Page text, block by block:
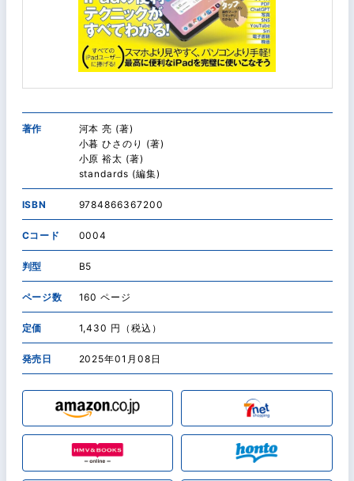
著作
河本 亮 (著)
小暮 ひさのり (著)
小原 裕太 (著)
standards (編集)
ISBN 9784866367200
Cコード 0004
判型 B5
ページ数 160 ページ
定価 1,430 円（税込）
発売日 2025年01月08日